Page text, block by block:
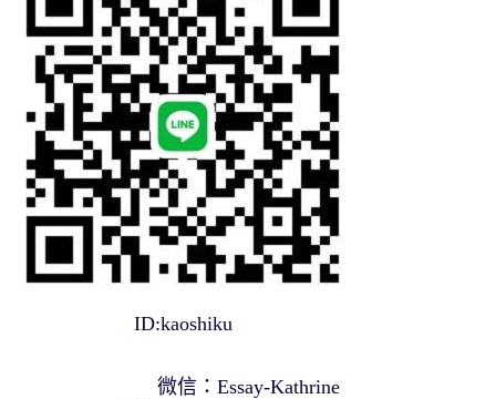
ID:kaoshiku
微信：Essay-Kathrine